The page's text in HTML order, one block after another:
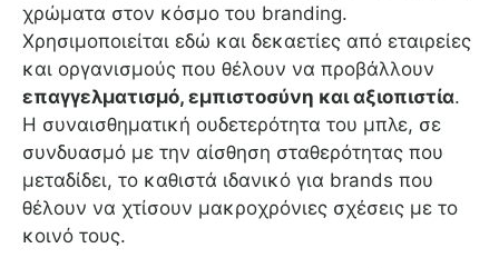
χρώματα στον κόσμο του branding.
Χρησιμοποιείται εδώ και δεκαετίες από εταιρείες
και οργανισμούς που θέλουν να προβάλλουν
επαγγελματισμό, εμπιστοσύνη και αξιοπιστία.
Η συναισθηματική ουδετερότητα του μπλε, σε
συνδυασμό με την αίσθηση σταθερότητας που
μεταδίδει, το καθιστά ιδανικό για brands που
θέλουν να χτίσουν μακροχρόνιες σχέσεις με το
κοινό τους.